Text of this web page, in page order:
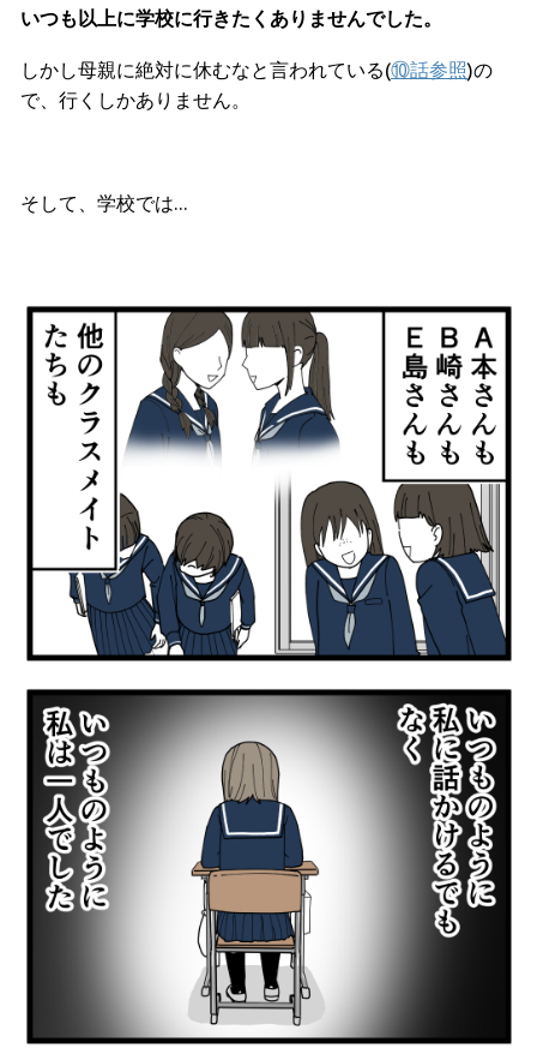
いつも以上に学校に行きたくありませんでした。
しかし母親に絶対に休むなと言われている(⑩話参照)の
で、行くしかありません。
そして、学校では…